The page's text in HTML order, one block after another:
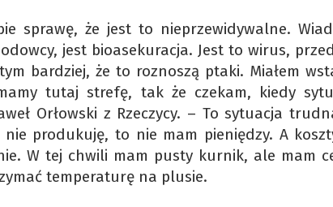
sprawę, że jest to nieprzewidywalne.
jest bioasekuracja. Jest to wirus,
bardziej, że to roznoszą ptaki. Miałem
tutaj strefę, tak że czekam, kiedy
Orłowski z Rzeczycy. – To sytuacja
nie produkuję, to nie mam pieniędzy. A
W tej chwili mam pusty kurnik, ale mam
temperaturę na plusie.